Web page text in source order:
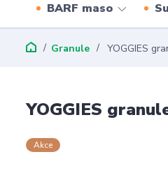
BARF maso
Granule YOGGIES
YOGGIES
Akce